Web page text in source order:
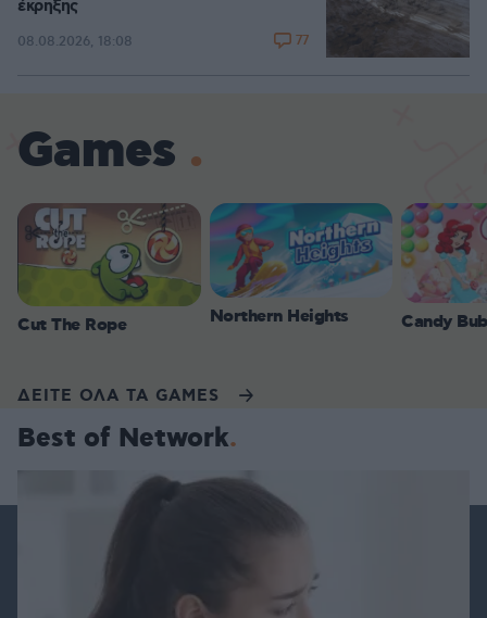
έκρηξης
08.08.2026, 18:08 77
Games
Cut The Rope Northern Heights Candy
ΔΕΙΤΕ ΟΛΑ ΤΑ GAMES
Best of Network